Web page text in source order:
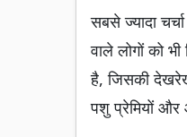
सबसे ज्यादा
वाले लोगों को
है, जिसकी
पशु प्रेमियों और